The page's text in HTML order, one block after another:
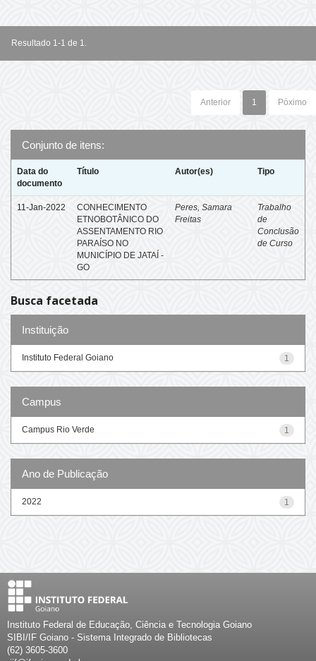
Resultado 1-1 de 1.
Anterior 1 Póximo
Conjunto de itens:
Data do
documento
Título Autor(es) Tipo
11-Jan-2022
CONHECIMENTO
ETNOBOTÂNICO DO
ASSENTAMENTO RIO
PARAÍSO NO
MUNICÍPIO DE JATAÍ -
GO
Peres, Samara
Freitas
Trabalho
de
Conclusão
de Curso
Busca facetada
Instituição
1
Instituto Federal Goiano
Campus
1
Campus Rio Verde
Ano de Publicação
1
2022
Instituto Federal de Educação, Ciência e Tecnologia Goiano
SIBI/IF Goiano - Sistema Integrado de Bibliotecas
(62) 3605-3600